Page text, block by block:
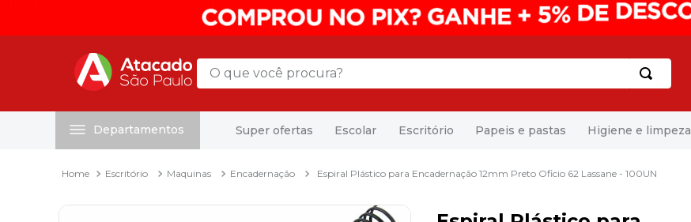
O que você procura?
Departamentos Super ofertas Escolar Escritório Papeis e pastas Higiene e limpeza
Escritório Maquinas Encadernação Espiral Plástico para Encadernação 12mm Preto Oficio 62 Lassane - 100UN
mala